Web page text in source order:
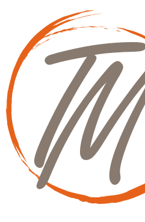
springen